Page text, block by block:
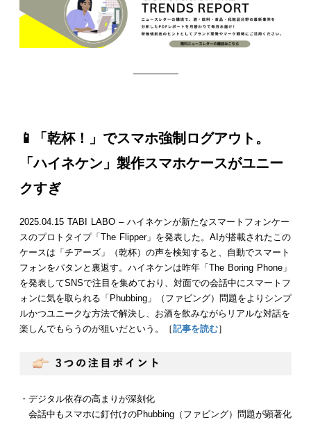
—————
📱「乾杯！」でスマホ強制ログアウト。
「ハイネケン」製作スマホケースがユニー
クすぎ
2025.04.15 TABI LABO – ハイネケンが新たなスマートフォンケー
スのプロトタイプ「The Flipper」を発表した。AIが搭載されたこの
ケースは「チアーズ」（乾杯）の声を検知すると、自動でスマート
フォンをパタンと裏返す。ハイネケンは昨年「The Boring Phone」
を発表してSNSで注目を集めており、対面での会話中にスマートフ
ォンに気を取られる「Phubbing」（ファビング）問題をよりシンプ
ルかつユニークな方法で解決し、お酒を飲みながらリアルな対話を
楽しんでもらうのが狙いだという。［記事を読む］
・デジタル依存の高まりが深刻化
会話中もスマホに釘付けのPhubbing（ファビング）問題が顕著化